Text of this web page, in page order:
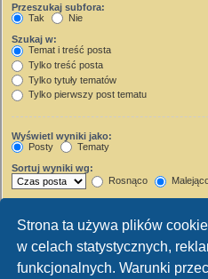
Strona ta używa plików
w celach statystycznych,
funkcjonalnych. Warunki
Przeszukaj subfora:
Tak
Nie
Szukaj w:
Temat i treść posta
Tylko treść posta
Tylko tytuły tematów
Tylko pierwszy post tematu
Wyświetl wyniki jako:
Posty
Tematy
Sortuj wyniki wg:
Rosnąco
Wyświetl pierwsze:
Ustaw 0, aby wyświetlić cały post.
znaków w poście